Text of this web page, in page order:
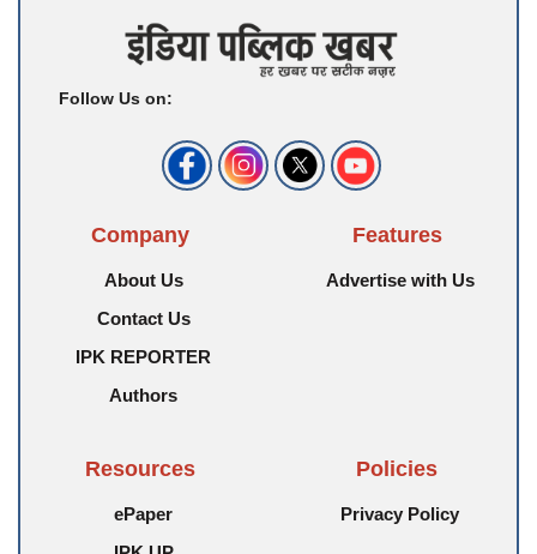
Follow Us on:
Company
About Us
Contact Us
IPK REPORTER
Authors
Features
Advertise with Us
Resources
ePaper
Policies
Privacy Policy